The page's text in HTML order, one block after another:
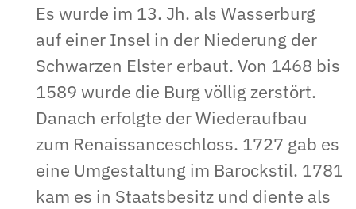
Es wurde im 13. Jh. als Wasserburg
auf einer Insel in der Niederung der
Schwarzen Elster erbaut. Von 1468 bis
1589 wurde die Burg völlig zerstört.
Danach erfolgte der Wiederaufbau
zum Renaissanceschloss. 1727 gab es
eine Umgestaltung im Barockstil. 1781
kam es in Staatsbesitz und diente als